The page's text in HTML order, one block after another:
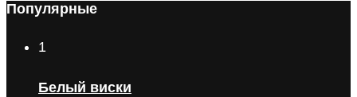
Популярные
1
Белый виски